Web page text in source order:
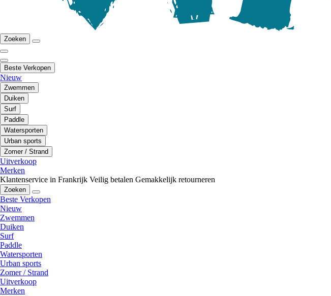
Zoeken
Beste Verkopen
Nieuw
Zwemmen
Duiken
Surf
Paddle
Watersporten
Urban sports
Zomer / Strand
Uitverkoop
Merken
Klantenservice in Frankrijk Veilig betalen Gemakkelijk retourneren
Zoeken
Beste Verkopen
Nieuw
Zwemmen
Duiken
Surf
Paddle
Watersporten
Urban sports
Zomer / Strand
Uitverkoop
Merken